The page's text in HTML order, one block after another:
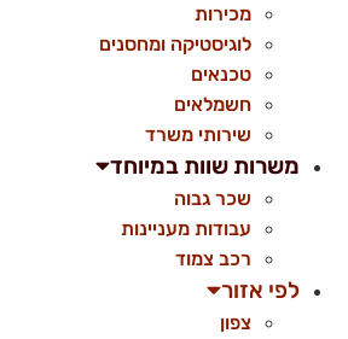
מכירות
לוגיסטיקה ומחסנים
טכנאים
חשמלאים
שירותי משרד
משרות שוות במיוחד
שכר גבוה
עבודות מעניינות
רכב צמוד
לפי אזור
צפון